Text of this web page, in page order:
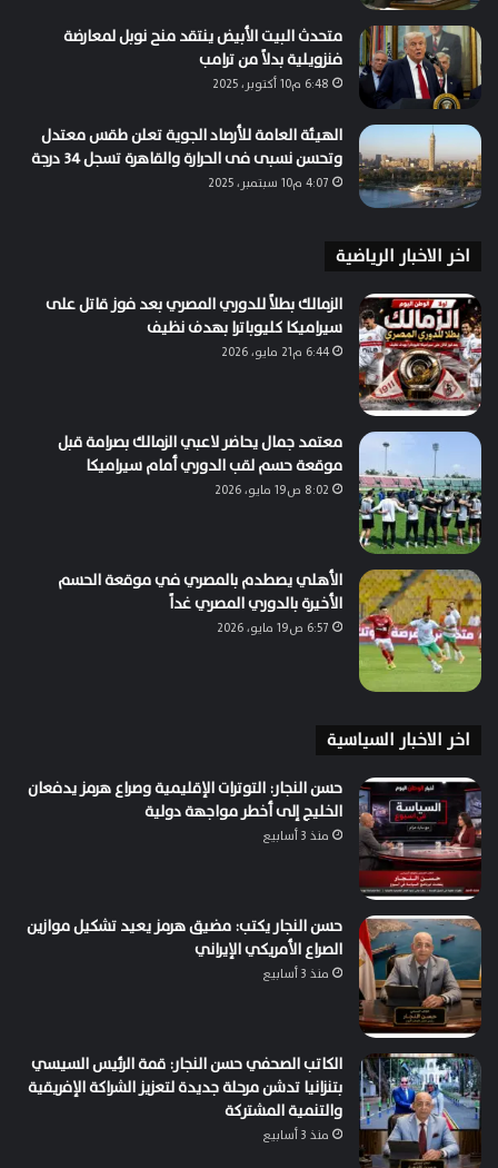
متحدث البيت الأبيض ينتقد منح نوبل لمعارضة
فنزويلية بدلاً من ترامب
6:48 م10 أكتوبر، 2025
الهيئة العامة للأرصاد الجوية تعلن طقس معتدل
وتحسن نسبى فى الحرارة والقاهرة تسجل 34 درجة
4:07 م10 سبتمبر، 2025
اخر الاخبار الرياضية
الزمالك بطلاً للدوري المصري بعد فوز قاتل على
سيراميكا كليوباترا بهدف نظيف
6:44 م21 مايو، 2026
معتمد جمال يحاضر لاعبي الزمالك بصرامة قبل
موقعة حسم لقب الدوري أمام سيراميكا
8:02 ص19 مايو، 2026
الأهلي يصطدم بالمصري في موقعة الحسم
الأخيرة بالدوري المصري غداً
6:57 ص19 مايو، 2026
اخر الاخبار السياسية
حسن النجار: التوترات الإقليمية وصراع هرمز يدفعان
الخليج إلى أخطر مواجهة دولية
منذ 3 أسابيع
حسن النجار يكتب: مضيق هرمز يعيد تشكيل موازين
الصراع الأمريكي الإيراني
منذ 3 أسابيع
الكاتب الصحفي حسن النجار: قمة الرئيس السيسي
بتنزانيا تدشن مرحلة جديدة لتعزيز الشراكة الإفريقية
والتنمية المشتركة
منذ 3 أسابيع